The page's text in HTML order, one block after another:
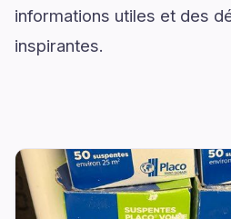
informations utiles et des
inspirantes.